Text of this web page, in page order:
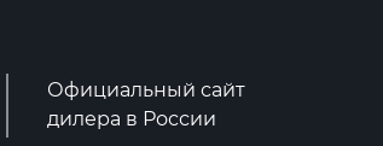
Официальный сайт
дилера в России